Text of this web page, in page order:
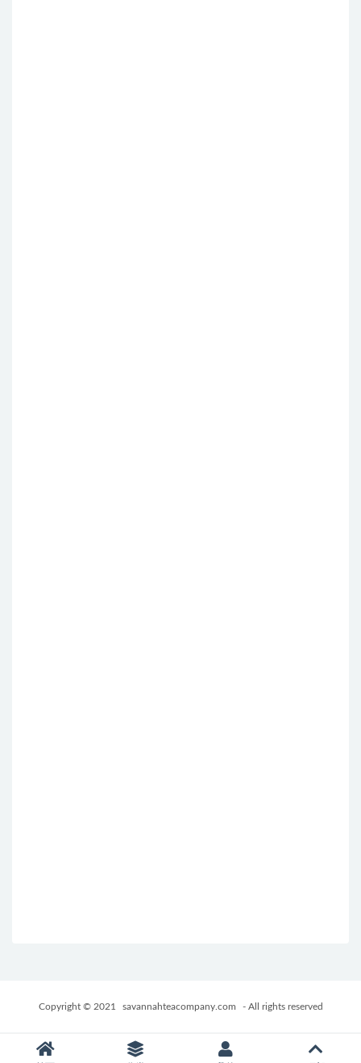
Copyright © 2021 savannahteacompany.com - All rights reserved